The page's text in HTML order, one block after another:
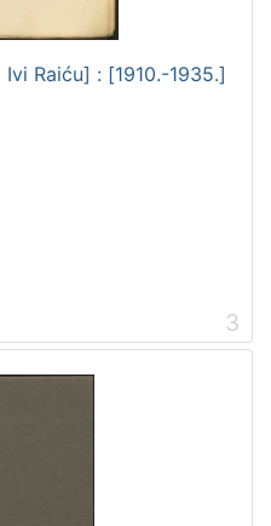
Raiću] : [1910.-1935.]
3